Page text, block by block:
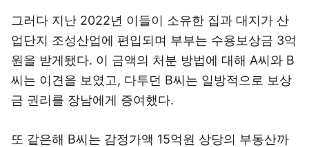
그러다 지난 2022년 이들이 소유한 집과 대지가 산
업단지 조성산업에 편입되며 부부는 수용보상금 3억
원을 받게됐다. 이 금액의 처분 방법에 대해 A씨와 B
씨는 이견을 보였고, 다투던 B씨는 일방적으로 보상
금 권리를 장남에게 증여했다.
또 같은해 B씨는 감정가액 15억원 상당의 부동산까